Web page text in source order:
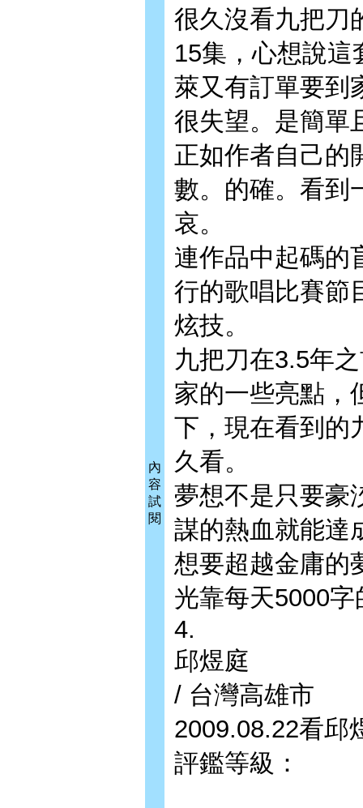
內
容
試
閱
很久沒看九把刀
15集，心想說
萊又有訂單要到
很失望。是簡單
正如作者自己的
數。的確。看到
哀。
連作品中起碼的
行的歌唱比賽節
炫技。
九把刀在3.5年
家的一些亮點，
下，現在看到的
久看。
夢想不是只要豪
謀的熱血就能達
想要超越金庸的
光靠每天5000
4.
邱煜庭
/ 台灣高雄市
2009.08.22看邱
評鑑等級：